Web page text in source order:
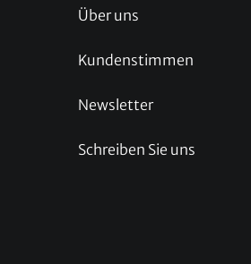
Über uns
Kundenstimmen
Newsletter
Schreiben Sie uns